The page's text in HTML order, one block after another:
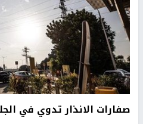
صفارات الانذار تدوي في